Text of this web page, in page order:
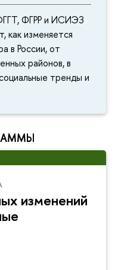
ФГРР и ИСИЭЗ
изменяется
в России, от
районов, в
тренды и
изменений